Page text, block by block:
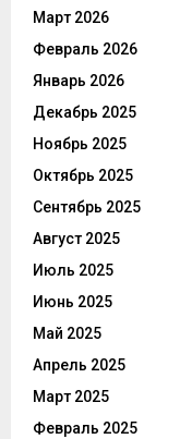
Март 2026
Февраль 2026
Январь 2026
Декабрь 2025
Ноябрь 2025
Октябрь 2025
Сентябрь 2025
Август 2025
Июль 2025
Июнь 2025
Май 2025
Апрель 2025
Март 2025
Февраль 2025